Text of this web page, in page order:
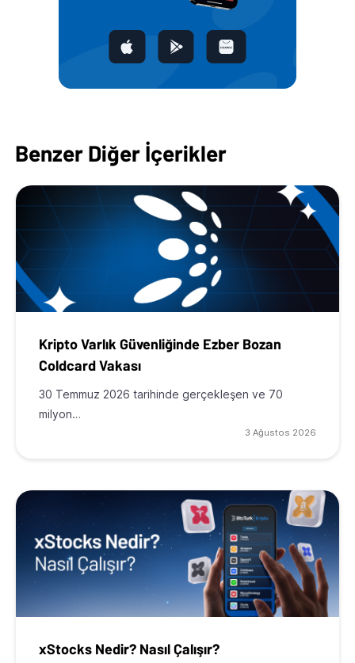
Benzer Diğer İçerikler
Kripto Varlık Güvenliğinde Ezber Bozan
Coldcard Vakası
30 Temmuz 2026 tarihinde gerçekleşen ve 70
milyon…
3 Ağustos 2026
xStocks Nedir? Nasıl Çalışır?